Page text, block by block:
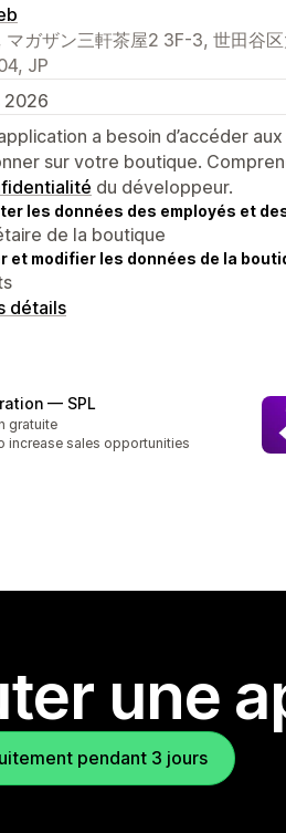
マガザン三軒茶屋2 3F-3, 世田谷
JP
2026
a besoin d’accéder
sur votre boutique.
du développeur.
les données des employés et
de la boutique
et modifier les données de la
détails
— SPL
gratuite
increase sales opportunities
une
pendant 3 jours